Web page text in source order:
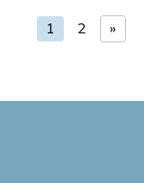
1 2 »